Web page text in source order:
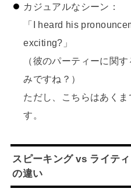
カジュアルなシーン：
「I heard his
exciting?」
（彼のパーティーに関
みですね？）
ただし、こちらはあく
す。
スピーキング vs ライテ
の違い